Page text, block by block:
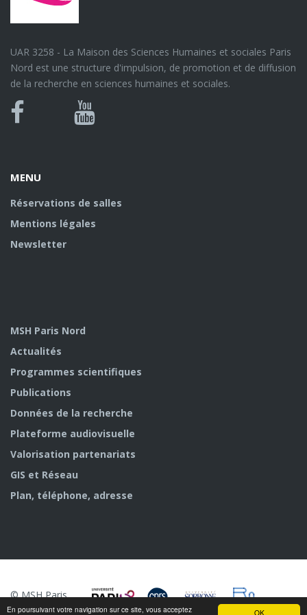
OK
En poursuivant votre navigation sur ce site, vous acceptez
UAR 3258 - La Maison des Sciences Humaines et sociales Paris
Nord est une structure d'impulsion, de promotion et de diffusion
de la recherche en sciences humaines et sociales.
Bluesky
Canal
MENU
Réservations de salles
Mentions légales
Newsletter
MSH Paris Nord
Actualités
Programmes scientifiques
Publications
Données de la recherche
Plateforme audiovisuelle
Valorisation partenariats
GIS et Réseau
Plan, téléphone, adresse
© MSH Paris
Nord